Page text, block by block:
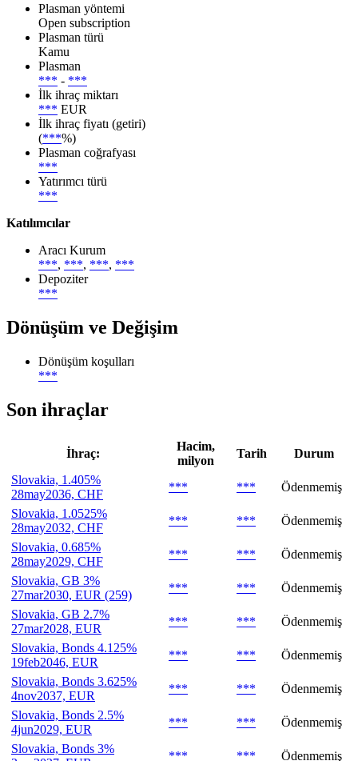
Plasman yöntemi
Open subscription
Plasman türü
Kamu
Plasman
*** - ***
İlk ihraç miktarı
*** EUR
İlk ihraç fiyatı (getiri)
(***%)
Plasman coğrafyası
***
Yatırımcı türü
***
Katılımcılar
Aracı Kurum
***, ***, ***, ***
Depoziter
***
Dönüşüm ve Değişim
Dönüşüm koşulları
***
Son ihraçlar
İhraç:
Hacim,
milyon
Tarih
Durum
Slovakia, 1.405%
28may2036, CHF
*** ***
Ödenmemiş
Slovakia, 1.0525%
28may2032, CHF
*** ***
Ödenmemiş
Slovakia, 0.685%
28may2029, CHF
*** ***
Ödenmemiş
Slovakia, GB 3%
27mar2030, EUR (259)
*** ***
Ödenmemiş
Slovakia, GB 2.7%
27mar2028, EUR
*** ***
Ödenmemiş
Slovakia, Bonds 4.125%
19feb2046, EUR
*** ***
Ödenmemiş
Slovakia, Bonds 3.625%
4nov2037, EUR
*** ***
Ödenmemiş
Slovakia, Bonds 2.5%
4jun2029, EUR
*** ***
Ödenmemiş
Slovakia, Bonds 3%
*** *** Ödenmemiş